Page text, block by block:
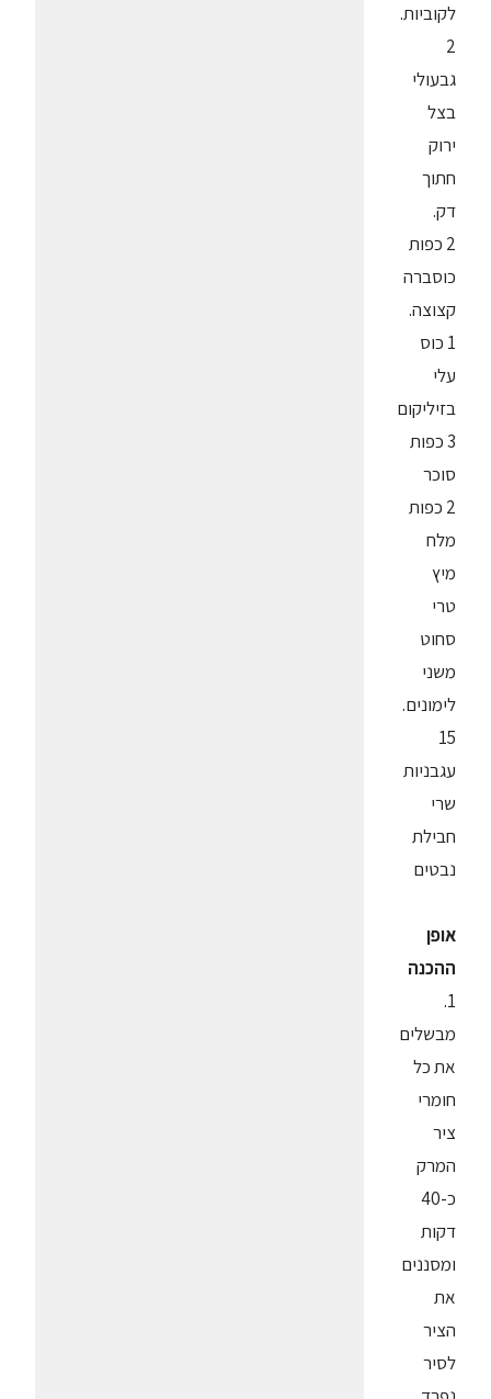
לקוביות.
2
גבעולי
בצל
ירוק
חתוך
דק.
2 כפות
כוסברה
קצוצה.
1 כוס
עלי
בזיליקום
3 כפות
סוכר
2 כפות
מלח
מיץ
טרי
סחוט
משני
לימונים.
15
עגבניות
שרי
חבילת
נבטים
אופן
ההכנה
1.
מבשלים
את כל
חומרי
ציר
המרק
כ-40
דקות
ומסננים
את
הציר
לסיר